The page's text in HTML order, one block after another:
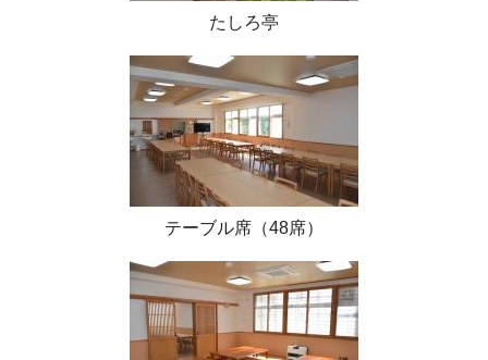
たしろ亭
テーブル席（48席）